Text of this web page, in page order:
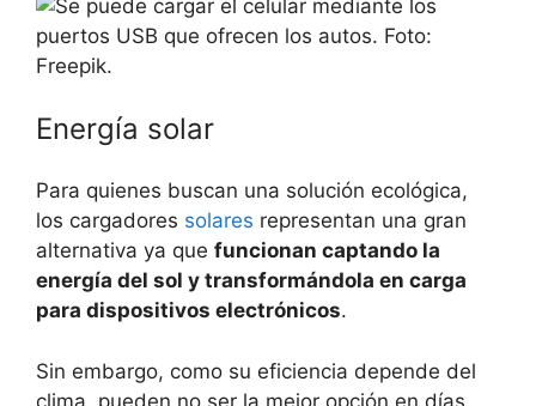
Energía solar
Para quienes buscan una solución ecológica,
los cargadores solares representan una gran
alternativa ya que funcionan captando la
energía del sol y transformándola en carga
para dispositivos electrónicos.
Sin embargo, como su eficiencia depende del
clima, pueden no ser la mejor opción en días